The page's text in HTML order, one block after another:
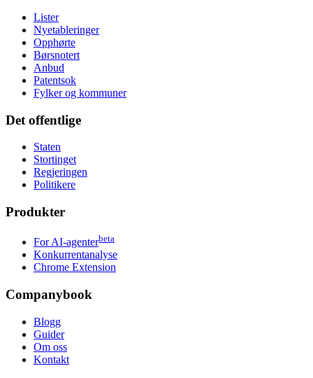
Lister
Nyetableringer
Opphørte
Børsnotert
Anbud
Patentsok
Fylker og kommuner
Det offentlige
Staten
Stortinget
Regjeringen
Politikere
Produkter
For AI-agenterbeta
Konkurrentanalyse
Chrome Extension
Companybook
Blogg
Guider
Om oss
Kontakt